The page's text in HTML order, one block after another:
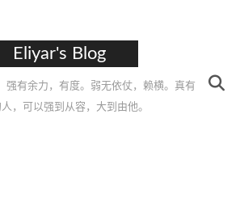
Eliyar's Blog
强有余力，有度。弱无依仗，赖横。真有
，可以强到从容，大到由他。